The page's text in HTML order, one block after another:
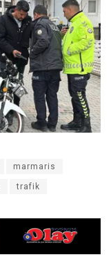
marmaris
trafik